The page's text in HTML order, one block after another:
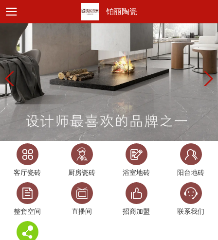
铂丽陶瓷
客厅瓷砖 厨房瓷砖 浴室地砖 阳台地砖
整套空间 直播间 招商加盟 联系我们